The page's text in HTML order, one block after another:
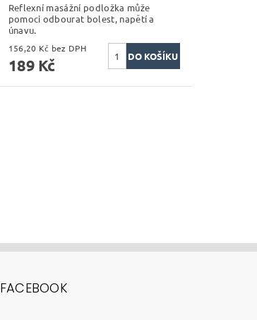
Reflexní masážní podložka může
pomoci odbourat bolest, napětí a
únavu.
156,20 Kč bez DPH
189 Kč
FACEBOOK